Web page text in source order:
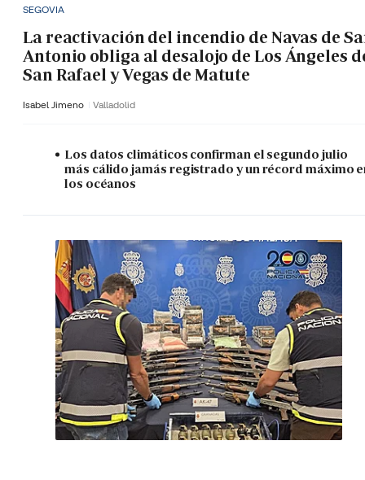
SEGOVIA
La reactivación del incendio de Navas de
Antonio obliga al desalojo de Los Ángeles
San Rafael y Vegas de Matute
Isabel Jimeno Valladolid
Los datos climáticos confirman el segundo julio
más cálido jamás registrado y un récord máximo
los océanos